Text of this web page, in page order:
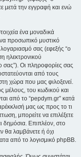
μετά την εγγραφή και ενώ
ένα μοναδικά
προσωπικό μυστικό
σας (εφεξής “ο
ηλεκτρονικού
σας”). Οι πληροφορίες σας
από τους
χώρα που μας φιλοξενεί.
μέλους, του κωδικού και
από το “pepdym.gr” κατά
μας ως προς το τι
μπορείτε να επιλέξετε
δημόσια. Επιπλέον, στο
θα λαμβάνετε ή όχι
από το λογισμικό phpBB.